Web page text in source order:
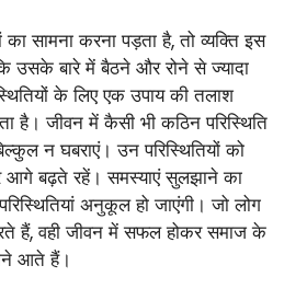
का सामना करना पड़ता है, तो व्यक्ति इस
उसके बारे में बैठने और रोने से ज्यादा
के लिए एक उपाय की तलाश
है। जीवन में कैसी भी कठिन परिस्थिति
न घबराएं। उन परिस्थितियों को
आगे बढ़ते रहें। समस्याएं सुलझाने का
अनुकूल हो जाएंगी। जो लोग
हैं, वही जीवन में सफल होकर समाज के
आते हैं।